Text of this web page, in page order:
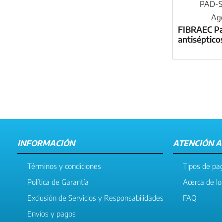
PAD-
FIBRAEC
INFORMACIÓN
Términos y condiciones
Política de Garantía
Exclusión de Servicios y Responsabilidades
Envíos y pagos
ATENCIÓN
Tipos de
Acerca de
FAQ